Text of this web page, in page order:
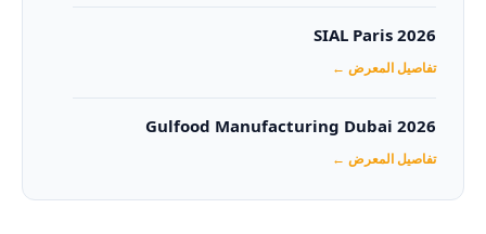
SIAL Paris 2026
تفاصيل المعرض ←
Gulfood Manufacturing Dubai 2026‏
تفاصيل المعرض ←